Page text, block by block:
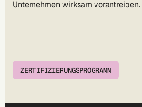
Unternehmen wirksam vorantreiben.
ZERTIFIZIERUNGSPROGRAMM